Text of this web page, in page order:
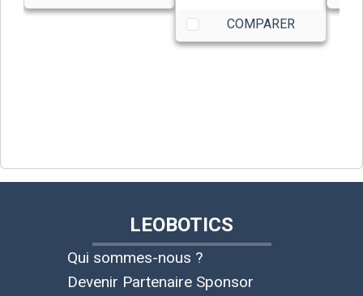
COMPARER
LEOBOTICS
Qui sommes-nous ?
Devenir Partenaire Sponsor